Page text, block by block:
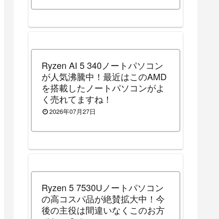
中）
Ryzen AI 5 340ノートパソコン
が人気沸騰中！最近はこのAMD
を搭載したノートパソコンがよ
く売れてますね！
2026年07月27日
Ryzen 5 7530Uノートパソコン
の高コスパ品が絶賛拡大中！今
後の主役は間違いなくこのお方